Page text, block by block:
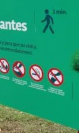
El
sábado
Niño en